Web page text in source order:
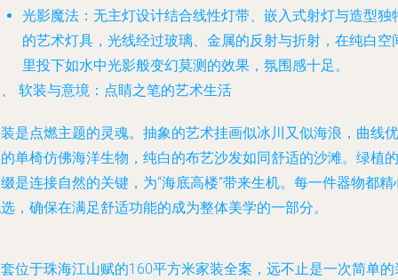
光影魔法 ：无主灯设计结合线性灯带、嵌入式射灯与造型独
的艺术灯具，光线经过玻璃、金属的反射与折射，在纯白空
里投下如水中光影般变幻莫测的效果，氛围感十足。
软装与意境：点睛之笔的艺术生活
是点燃主题的灵魂。抽象的艺术挂画似冰川又似海浪，曲线优
单椅仿佛海洋生物，纯白的布艺沙发如同舒适的沙滩。绿植的
是连接自然的关键，为“海底高楼”带来生机。每一件器物都精
，确保在满足舒适功能的成为整体美学的一部分。
位于珠海江山赋的160平方米家装全案，远不止是一次简单的